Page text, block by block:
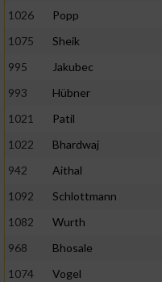
1026
Popp
1075
Sheik
995
Jakubec
993
Hübner
1021
Patil
1022
Bhardwaj
942
Aithal
1092
Schlottmann
1082
Wurth
968
Bhosale
1074
Vogel